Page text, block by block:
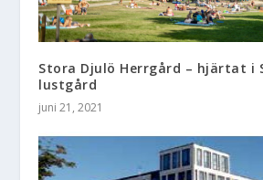
Stora Djulö Herrgård – hjärtat i
lustgård
juni 21, 2021